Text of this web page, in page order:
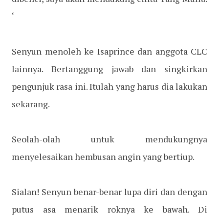
‘
Senyun menoleh ke Isaprince dan anggota CLC
lainnya. Bertanggung jawab dan singkirkan
pengunjuk rasa ini. Itulah yang harus dia lakukan
sekarang.
Seolah-olah untuk mendukungnya
menyelesaikan hembusan angin yang bertiup.
Sialan! Senyun benar-benar lupa diri dan dengan
putus asa menarik roknya ke bawah. Di